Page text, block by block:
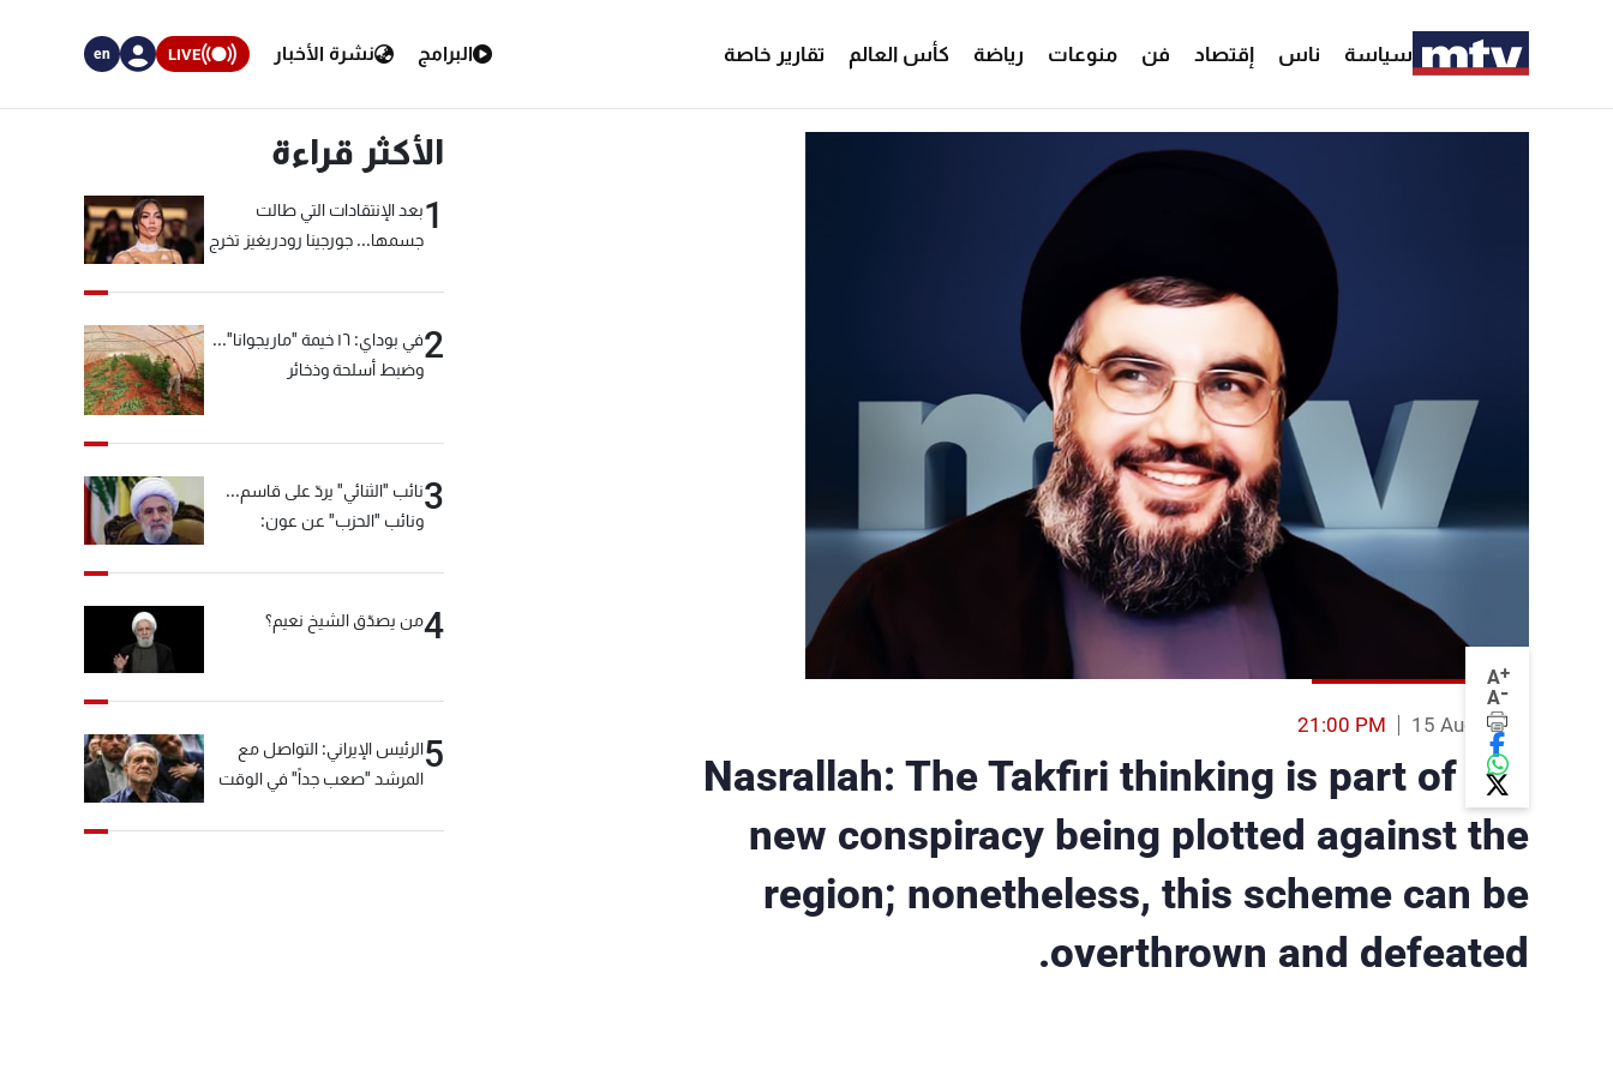
سياسة ناس إقتصاد فن منوعات رياضة كأس العالم تقارير خاصة البرامج نشرة الأخبار LIVE
en
A+
A-
15 Aug 2014
21:00 PM
Nasrallah: The Takfiri thinking is part of the
new conspiracy being plotted against the
region; nonetheless, this scheme can be
overthrown and defeated.
الأكثر قراءة
1بعد الإنتقادات التي طالت
جسمها... جورجينا رودريغيز تخرج
2
في بوداي: ١٦ خيمة "ماريجوانا"...
وضبط أسلحة وذخائر
3نائب "الثنائي" يردّ على قاسم...
ونائب "الحزب" عن عون:
4من يصدّق الشيخ نعيم؟
5الرئيس الإيراني: التواصل مع
المرشد "صعب جداً" في الوقت